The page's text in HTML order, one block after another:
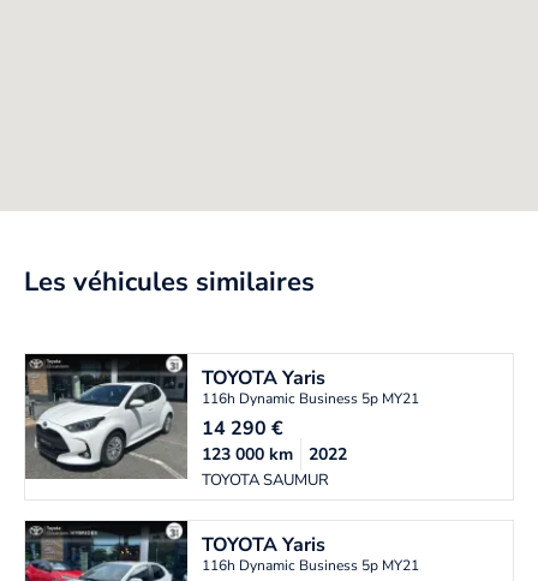
Les véhicules similaires
TOYOTAYaris
116h Dynamic Business 5p MY21
14 290€
TOYOTA SAUMUR
123 000km 2022
TOYOTAYaris
116h Dynamic Business 5p MY21